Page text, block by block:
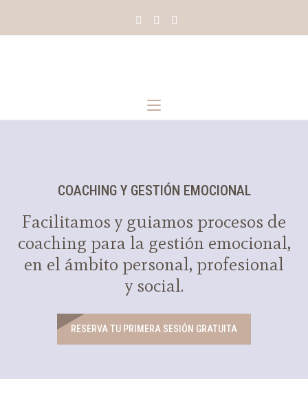
COACHING Y GESTIÓN EMOCIONAL
Facilitamos y guiamos procesos de
coaching para la gestión emocional,
en el ámbito personal, profesional
y social.
RESERVA TU PRIMERA SESIÓN GRATUITA